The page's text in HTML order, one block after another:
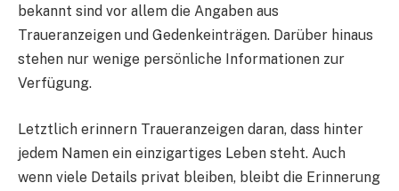
bekannt sind vor allem die Angaben aus
Traueranzeigen und Gedenkeinträgen. Darüber hinaus
stehen nur wenige persönliche Informationen zur
Verfügung.
Letztlich erinnern Traueranzeigen daran, dass hinter
jedem Namen ein einzigartiges Leben steht. Auch
wenn viele Details privat bleiben, bleibt die Erinnerung